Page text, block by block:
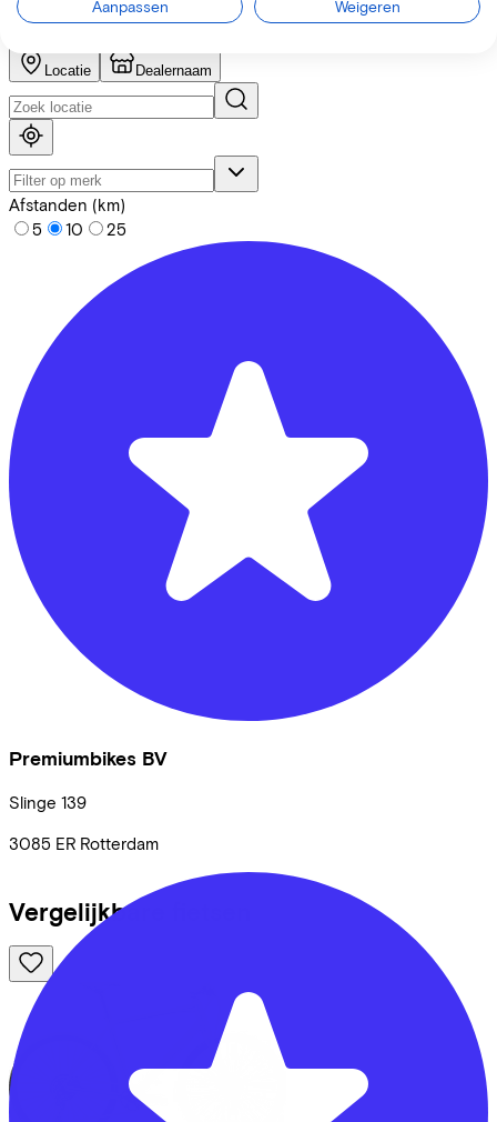
Selecteer eerst een fietsenwinkel om een proefrit aan te
Locatie Dealernaam
Afstanden (km)
5
10 25
Premiumbikes BV
Slinge 139
3085 ER Rotterdam
Vergelijkbare fietsen
Aanpassen Weigeren